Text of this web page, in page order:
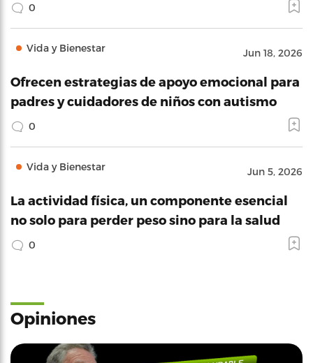
0
Vida y Bienestar Jun 18, 2026
Ofrecen estrategias de apoyo emocional para
padres y cuidadores de niños con autismo
0
Vida y Bienestar Jun 5, 2026
La actividad física, un componente esencial
no solo para perder peso sino para la salud
0
Opiniones